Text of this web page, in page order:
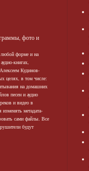
любой форме и на
книгах,
Кудинов-
целях, в том числе:
на домашних
песен и аудио
и видео в
метадата-
сами файлы. Все
будут